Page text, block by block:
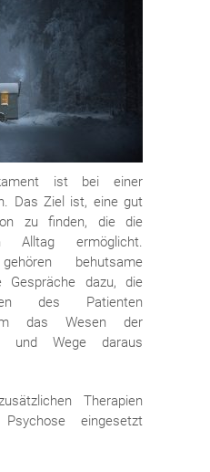
ist bei einer
Das Ziel ist, eine gut
zu finden, die die
ermöglicht.
behutsame
Gespräche dazu, die
des Patienten
das Wesen der
und Wege daraus
Therapien
eingesetzt